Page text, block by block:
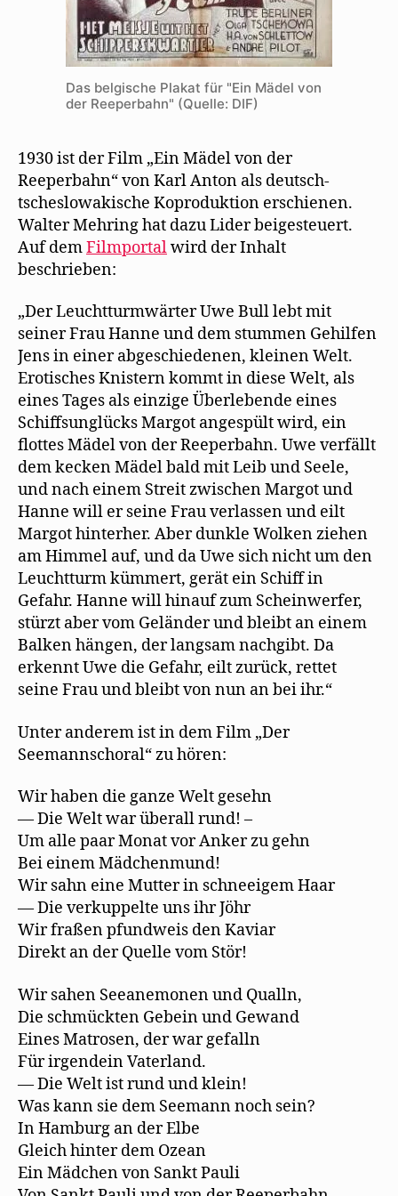
Das belgische Plakat für "Ein Mädel von
der Reeperbahn" (Quelle: DIF)
1930 ist der Film „Ein Mädel von der
Reeperbahn“ von Karl Anton als deutsch-
tscheslowakische Koproduktion erschienen.
Walter Mehring hat dazu Lider beigesteuert.
Auf demFilmportalwird der Inhalt
beschrieben:
„Der Leuchtturmwärter Uwe Bull lebt mit
seiner Frau Hanne und dem stummen Gehilfen
Jens in einer abgeschiedenen, kleinen Welt.
Erotisches Knistern kommt in diese Welt, als
eines Tages als einzige Überlebende eines
Schiffsunglücks Margot angespült wird, ein
flottes Mädel von der Reeperbahn. Uwe verfällt
dem kecken Mädel bald mit Leib und Seele,
und nach einem Streit zwischen Margot und
Hanne will er seine Frau verlassen und eilt
Margot hinterher. Aber dunkle Wolken ziehen
am Himmel auf, und da Uwe sich nicht um den
Leuchtturm kümmert, gerät ein Schiff in
Gefahr. Hanne will hinauf zum Scheinwerfer,
stürzt aber vom Geländer und bleibt an einem
Balken hängen, der langsam nachgibt. Da
erkennt Uwe die Gefahr, eilt zurück, rettet
seine Frau und bleibt von nun an bei ihr.“
Unter anderem ist in dem Film „Der
Seemannschoral“ zu hören:
Wir haben die ganze Welt gesehn
— Die Welt war überall rund! –
Um alle paar Monat vor Anker zu gehn
Bei einem Mädchenmund!
Wir sahn eine Mutter in schneeigem Haar
— Die verkuppelte uns ihr Jöhr
Wir fraßen pfundweis den Kaviar
Direkt an der Quelle vom Stör!
Wir sahen Seeanemonen und Qualln,
Die schmückten Gebein und Gewand
Eines Matrosen, der war gefalln
Für irgendein Vaterland.
— Die Welt ist rund und klein!
Was kann sie dem Seemann noch sein?
In Hamburg an der Elbe
Gleich hinter dem Ozean
Ein Mädchen von Sankt Pauli